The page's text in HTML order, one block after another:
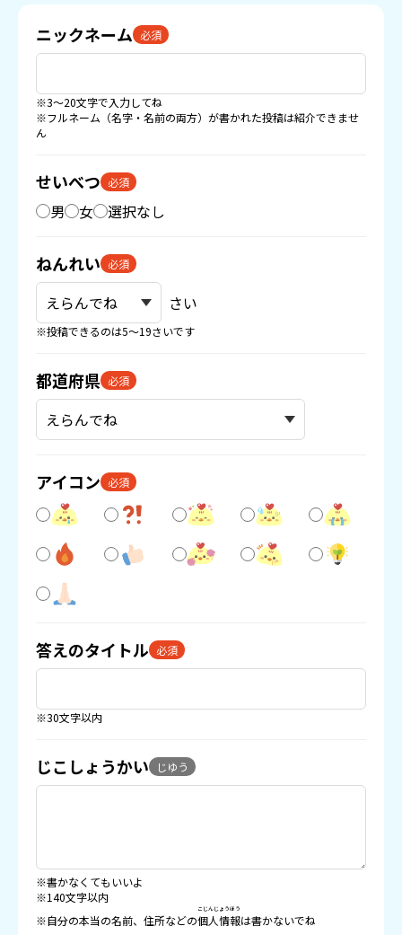
ニックネーム 必須
※3〜20文字で入力してね
※フルネーム（名字・名前の両方）が書かれた投稿は紹介できませ
ん
せいべつ 必須
男 女 選択なし
ねんれい 必須
さい
※投稿できるのは5〜19さいです
都道府県 必須
アイコン 必須
答えのタイトル 必須
※30文字以内
じこしょうかい じゆう
※書かなくてもいいよ
※140文字以内
※自分の本当の名前、住所などの個人情報
こじんじょうほう
は書かないでね